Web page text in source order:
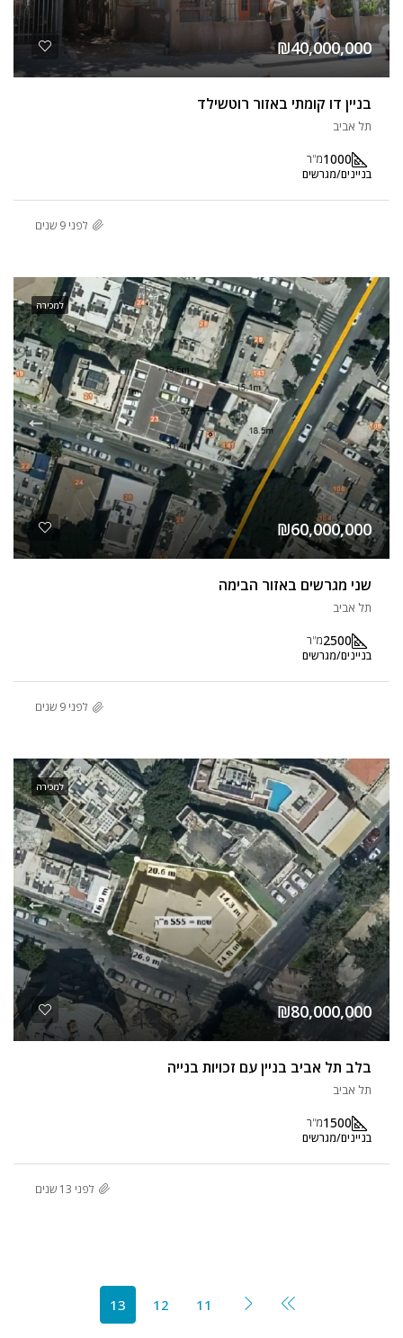
₪40,000,000
בניין דו קומתי באזור רוטשילד
תל אביב
1000מ"ר
בניינים/מגרשים
לפני 9 שנים
למכירה
₪60,000,000
שני מגרשים באזור הבימה
תל אביב
2500מ"ר
בניינים/מגרשים
לפני 9 שנים
למכירה
₪80,000,000
בלב תל אביב בניין עם זכויות בנייה
תל אביב
1500מ"ר
בניינים/מגרשים
לפני 13 שנים
11
12
13